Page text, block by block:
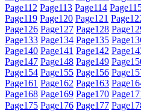
Page112 Page113 Page114 Page
Page119 Page120 Page121 Page
Page126 Page127 Page128 Page
Page133 Page134 Page135 Page
Page140 Page141 Page142 Page
Page147 Page148 Page149 Page
Page154 Page155 Page156 Page
Page161 Page162 Page163 Page
Page168 Page169 Page170 Page
Page175 Page176 Page177 Page